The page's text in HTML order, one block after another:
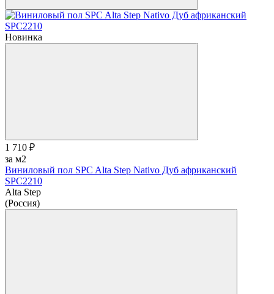
Новинка
1 710 ₽
за м2
Виниловый пол SPC Alta Step Nativo Дуб африканский
SPC2210
Alta Step
(Россия)